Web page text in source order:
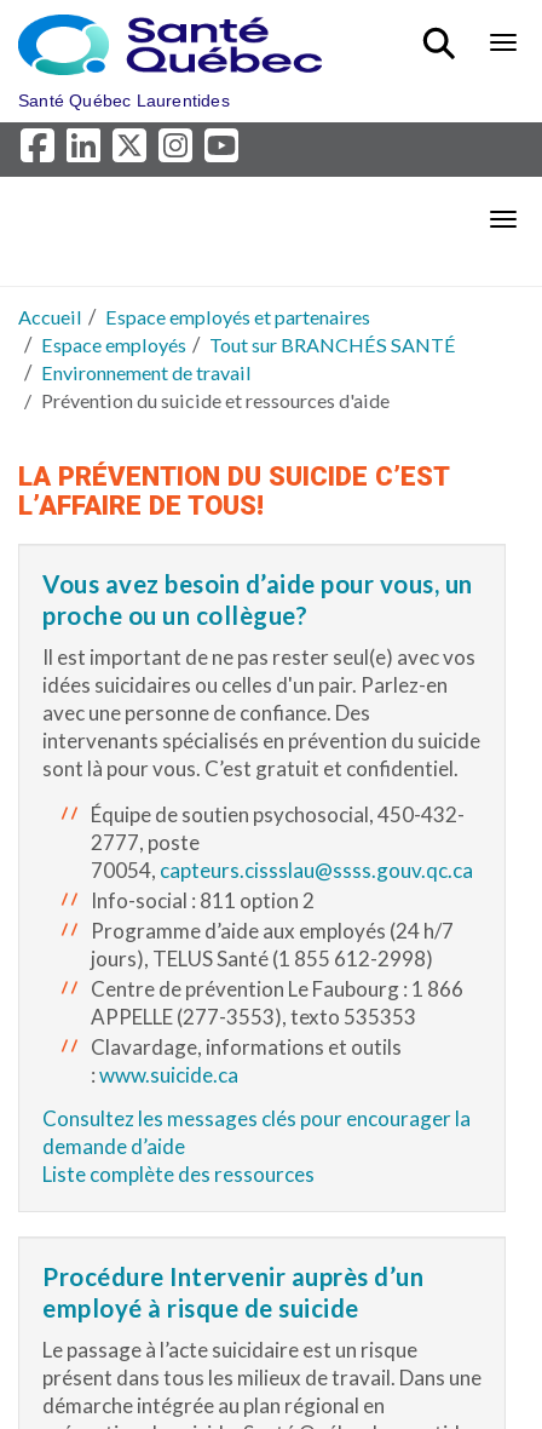
Aller au menu principal
Santé Québec Laurentides
Accueil
Espace employés et partenaires
Espace employés
Tout sur BRANCHÉS SANTÉ
Environnement de travail
Prévention du suicide et ressources d'aide
LA PRÉVENTION DU SUICIDE C’EST
L’AFFAIRE DE TOUS!
Vous avez besoin d’aide pour vous, un
proche ou un collègue?
Il est important de ne pas rester seul(e) avec vos
idées suicidaires ou celles d'un pair. Parlez-en
avec une personne de confiance. Des
intervenants spécialisés en prévention du suicide
sont là pour vous. C’est gratuit et confidentiel.
Équipe de soutien psychosocial,450-432-
2777, poste
70054, capteurs.cissslau@ssss.gouv.qc.ca
Info-social : 811 option 2
Programme d’aide aux employés (24 h/7
jours), TELUS Santé (1 855 612-2998)
Centre de prévention Le Faubourg : 1 866
APPELLE (277-3553), texto 535353
Clavardage, informations et outils
:www.suicide.ca
Consultez les messages clés pour encourager la
demande d’aide
Liste complète des ressources
Procédure Intervenir auprès d’un
employé à risque de suicide
Le passage à l’acte suicidaire est un risque
présent dans tous les milieux de travail. Dans une
démarche intégrée au plan régional en